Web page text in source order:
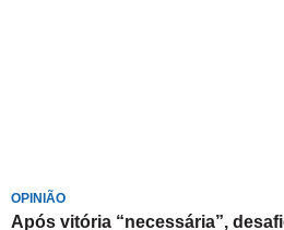
OPINIÃO
Após vitória “necessária”,